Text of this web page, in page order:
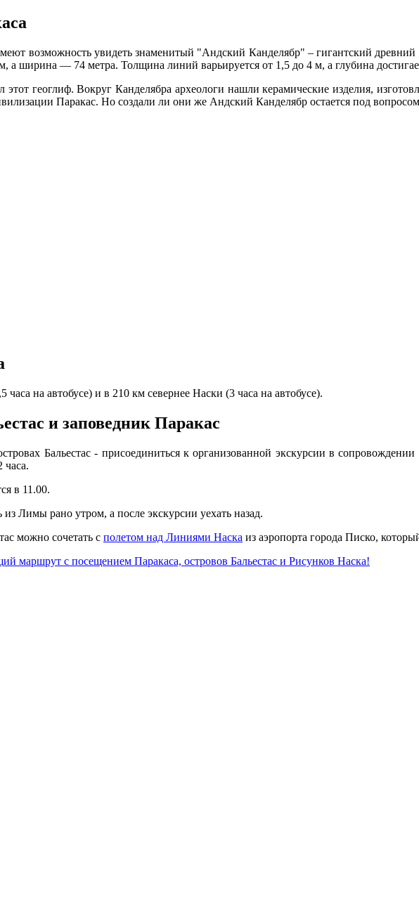
возможность увидеть знаменитый "Андский Канделябр" – гигантский
а ширина — 74 метра. Толщина линий варьируется от 1,5 до 4 м, а глубина
этот геоглиф. Вокруг Канделябра археологи нашли керамические изделия,
Паракас. Но создали ли они же Андский Канделябр остается под
на автобусе) и в 210 км севернее Наски (3 часа на автобусе).
и заповедник Паракас
Бальестас - присоединиться к организованной экскурсии в
часа.
в 11.00.
Лимы рано утром, а после экскурсии уехать назад.
можно сочетать с полетом над Линиями Наска из аэропорта города Писко,
маршрут с посещением Паракаса, островов Бальестас и Рисунков Наска!